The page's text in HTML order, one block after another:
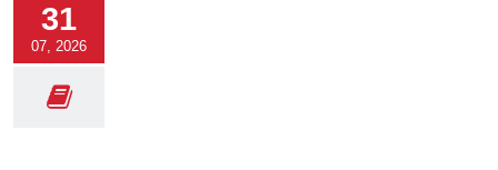
31
07, 2026